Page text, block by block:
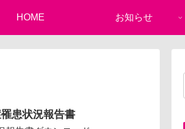
HOME お知らせ
患状況報告書